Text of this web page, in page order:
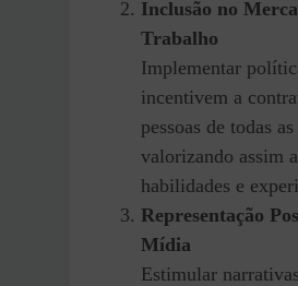
Inclusão no
Trabalho
Implementar
incentivem a
pessoas de todas
valorizando assim
habilidades e
Representação
Mídia
Estimular